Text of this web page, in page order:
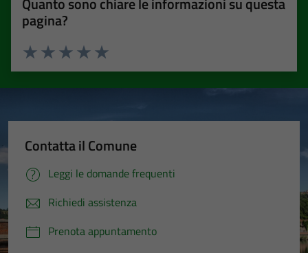
pagina?
Valuta 5 stelle su 5
Valuta 4 stelle su 5
Valuta 3 stelle su 5
Valuta 2 stelle su 5
Valuta 1 stelle su 5
Contatta il Comune
Leggi le domande frequenti
Richiedi assistenza
Prenota appuntamento